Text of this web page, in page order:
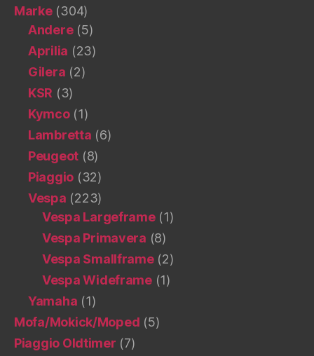
Marke(304)
Andere(5)
Aprilia (23)
Gilera (2)
KSR (3)
Kymco(1)
Lambretta (6)
Peugeot (8)
Piaggio (32)
Vespa (223)
Vespa Largeframe(1)
Vespa Primavera (8)
Vespa Smallframe(2)
Vespa Wideframe(1)
Yamaha (1)
Mofa/Mokick/Moped (5)
Piaggio Oldtimer (7)